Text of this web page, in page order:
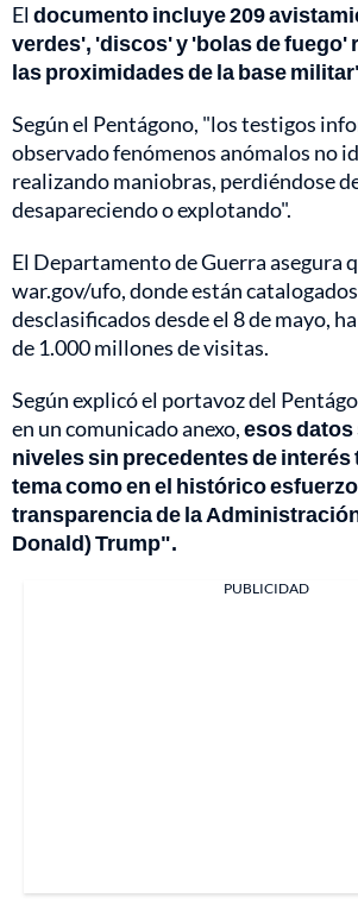
Eldocumento incluye 209
verdes', 'discos' y 'bolas de fuego'
las proximidades de la base
Según el Pentágono, "los testigos
observado fenómenos anómalos no
realizando maniobras, perdiéndose
desapareciendo o explotando".
El Departamento de Guerra asegura
war.gov/ufo, donde están
desclasificados desde el 8 de mayo,
de 1.000 millones de visitas.
Según explicó el portavoz del
en un comunicado anexo,esos
niveles sin precedentes de interés
tema como en el histórico
transparencia de la
Donald) Trump".
PUBLICIDAD